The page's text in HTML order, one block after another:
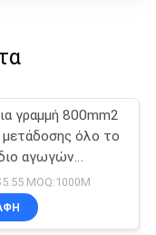
γραμμή 800mm2
μετάδοσης όλο το
αγωγών
αργιλίου
MOQ:1000M